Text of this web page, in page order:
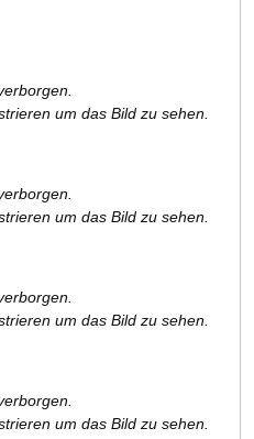
um das Bild zu sehen.
um das Bild zu sehen.
um das Bild zu sehen.
um das Bild zu sehen.